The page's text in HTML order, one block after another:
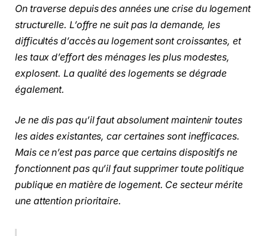
On traverse depuis des années une crise du logement
structurelle. L’offre ne suit pas la demande, les
difficultés d’accès au logement sont croissantes, et
les taux d’effort des ménages les plus modestes,
explosent. La qualité des logements se dégrade
également.
Je ne dis pas qu’il faut absolument maintenir toutes
les aides existantes, car certaines sont inefficaces.
Mais ce n’est pas parce que certains dispositifs ne
fonctionnent pas qu’il faut supprimer toute politique
publique en matière de logement. Ce secteur mérite
une attention prioritaire.